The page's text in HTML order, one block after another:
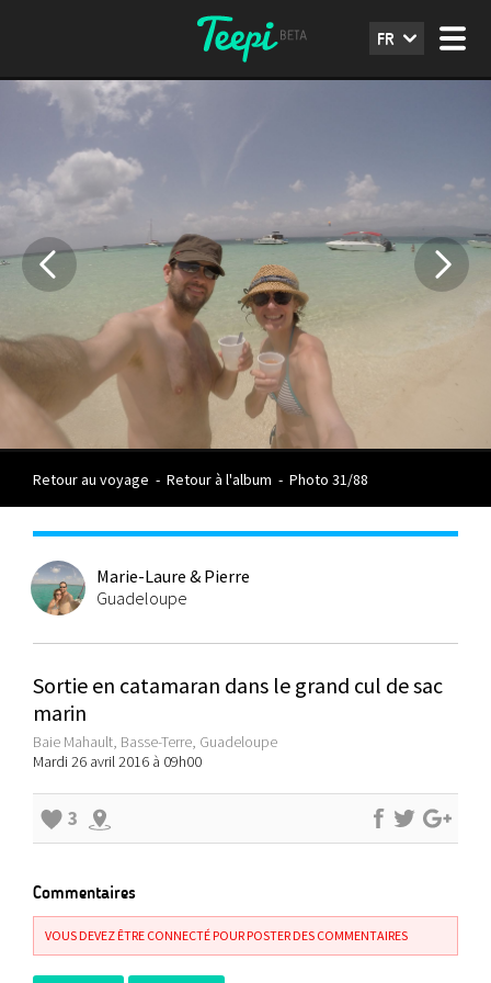
FR
Retour au voyage - Retour à l'album - Photo 31/88
Marie-Laure & Pierre
Guadeloupe
Sortie en catamaran dans le grand cul de sac
marin
Baie Mahault, Basse-Terre, Guadeloupe
Mardi 26 avril 2016 à 09h00
3
Commentaires
VOUS DEVEZ ÊTRE CONNECTÉ POUR POSTER DES COMMENTAIRES